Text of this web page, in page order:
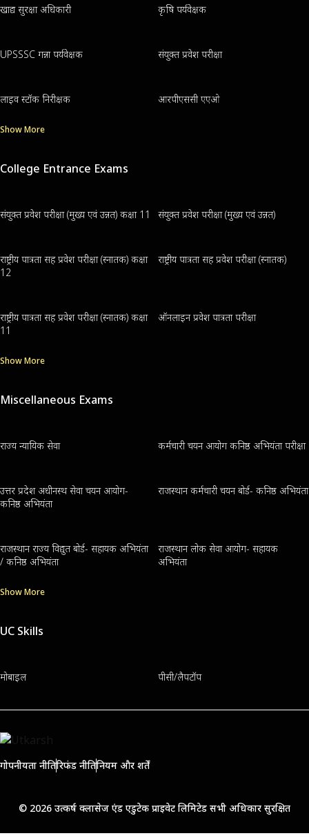
खाद्य सुरक्षा अधिकारी कृषि पर्यवेक्षक
UPSSSC गन्ना पर्यवेक्षक संयुक्त प्रवेश परीक्षा
लाइव स्टॉक निरीक्षक आरपीएससी एएओ
Show More
College Entrance Exams
संयुक्त प्रवेश परीक्षा (मुख्य एवं उन्नत) कक्षा 11 संयुक्त प्रवेश परीक्षा (मुख्य एवं उन्नत)
राष्ट्रीय पात्रता सह प्रवेश परीक्षा (स्नातक) कक्षा
12
राष्ट्रीय पात्रता सह प्रवेश परीक्षा (स्नातक)
राष्ट्रीय पात्रता सह प्रवेश परीक्षा (स्नातक) कक्षा
11
ऑनलाइन प्रवेश पात्रता परीक्षा
Show More
Miscellaneous Exams
राज्य न्यायिक सेवा कर्मचारी चयन आयोग कनिष्ठ अभियंता परीक्षा
उत्तर प्रदेश अधीनस्थ सेवा चयन आयोग-
कनिष्ठ अभियंता
राजस्थान कर्मचारी चयन बोर्ड- कनिष्ठ अभियंता
राजस्थान राज्य विद्युत बोर्ड- सहायक अभियंता
/ कनिष्ठ अभियंता
राजस्थान लोक सेवा आयोग- सहायक
अभियंता
Show More
UC Skills
मोबाइल पीसी/लैपटॉप
गोपनीयता नीतिरिफंड नीतिनियम और शर्तें
© 2026 उत्कर्ष क्लासेज एंड एडुटेक प्राइवेट लिमिटेड सभी अधिकार सुरक्षित